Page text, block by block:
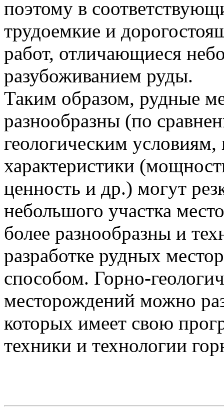
поэтому в
трудоемкие и
работ, отличающиеся
разубоживанием руды.
Таким образом, рудные
разнообразны (по
геологическим
характеристики
ценность и др.) могут
небольшого участка
более разнообразны и
разработке рудных
способом. Горно-
месторождений можно
которых имеет свою
техники и технологии